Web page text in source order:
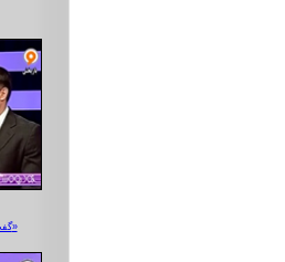
گفت‌وگو با «حسن‌گرامی»و«امیدآمحمدی»